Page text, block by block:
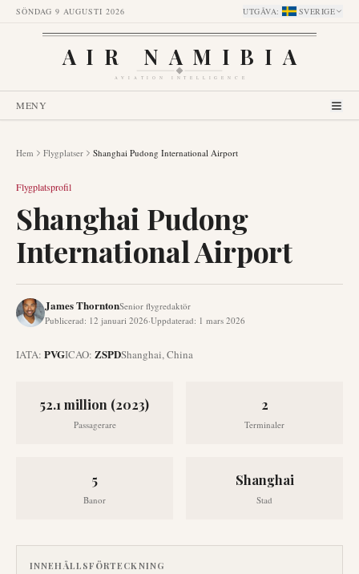
SÖNDAG 9 AUGUSTI 2026 UTGÅVA: SVERIGE
AIR NAMIBIA
AVIATION INTELLIGENCE
MENY
Hem Flygplatser Shanghai Pudong International Airport
Flygplatsprofil
Shanghai Pudong
International Airport
James ThorntonSenior flygredaktör
Publicerad: 12 januari 2026·Uppdaterad: 1 mars 2026
IATA: PVGICAO: ZSPDShanghai,China
52.1 million (2023)
Passagerare
2
Terminaler
5
Banor
Shanghai
Stad
INNEHÅLLSFÖRTECKNING